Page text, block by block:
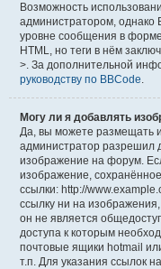
Возможность
администратором, однако
уровне сообщения в
HTML, но теги в нём
>. За дополнительной
руководству по BBCode.
Могу ли я добавлять
Да, вы можете размещать
администратор разрешил
изображение на форум.
изображение,
ссылки: http://
ссылку ни на
он не является
доступа к которым
почтовые ящики hotmail
т.п. Для указания ссылок